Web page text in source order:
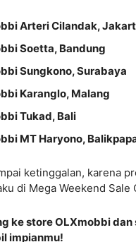
Arteri Cilandak,
Soetta, Bandung
Sungkono, Surabaya
Karanglo, Malang
Tukad, Bali
MT Haryono,
ketinggalan, karena
di Mega Weekend Sale
ke store OLXmobbi dan
impianmu!